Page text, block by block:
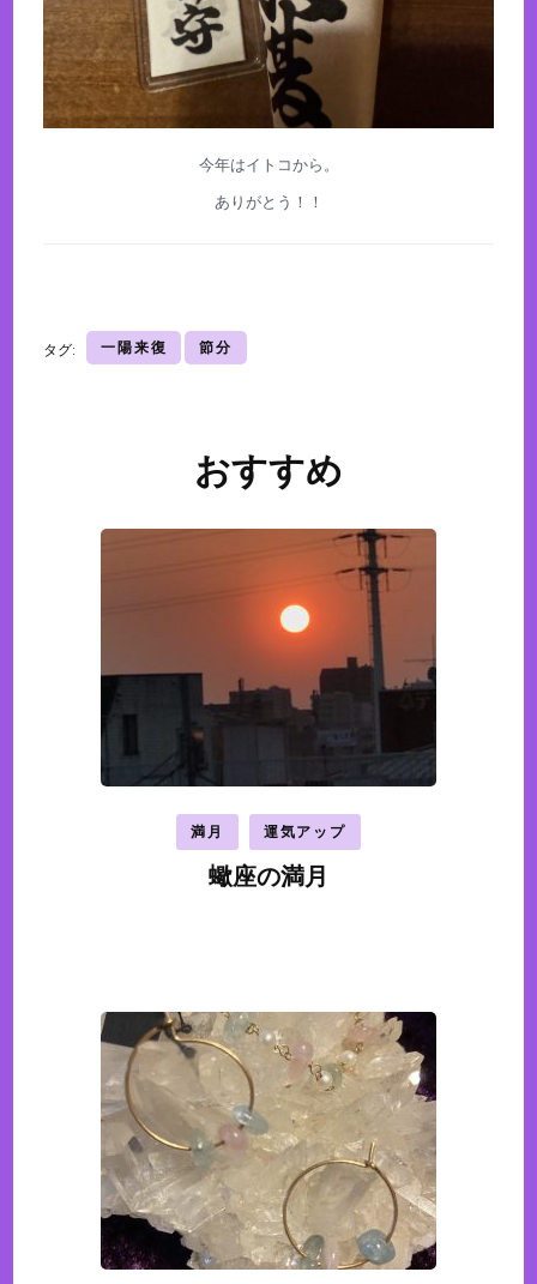
今年はイトコから。
ありがとう！！
タグ: 一陽来復 節分
おすすめ
満月 運気アップ
蠍座の満月